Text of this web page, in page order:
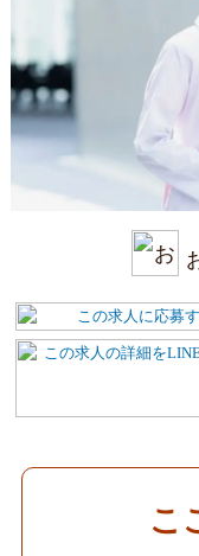
科
◆
こ